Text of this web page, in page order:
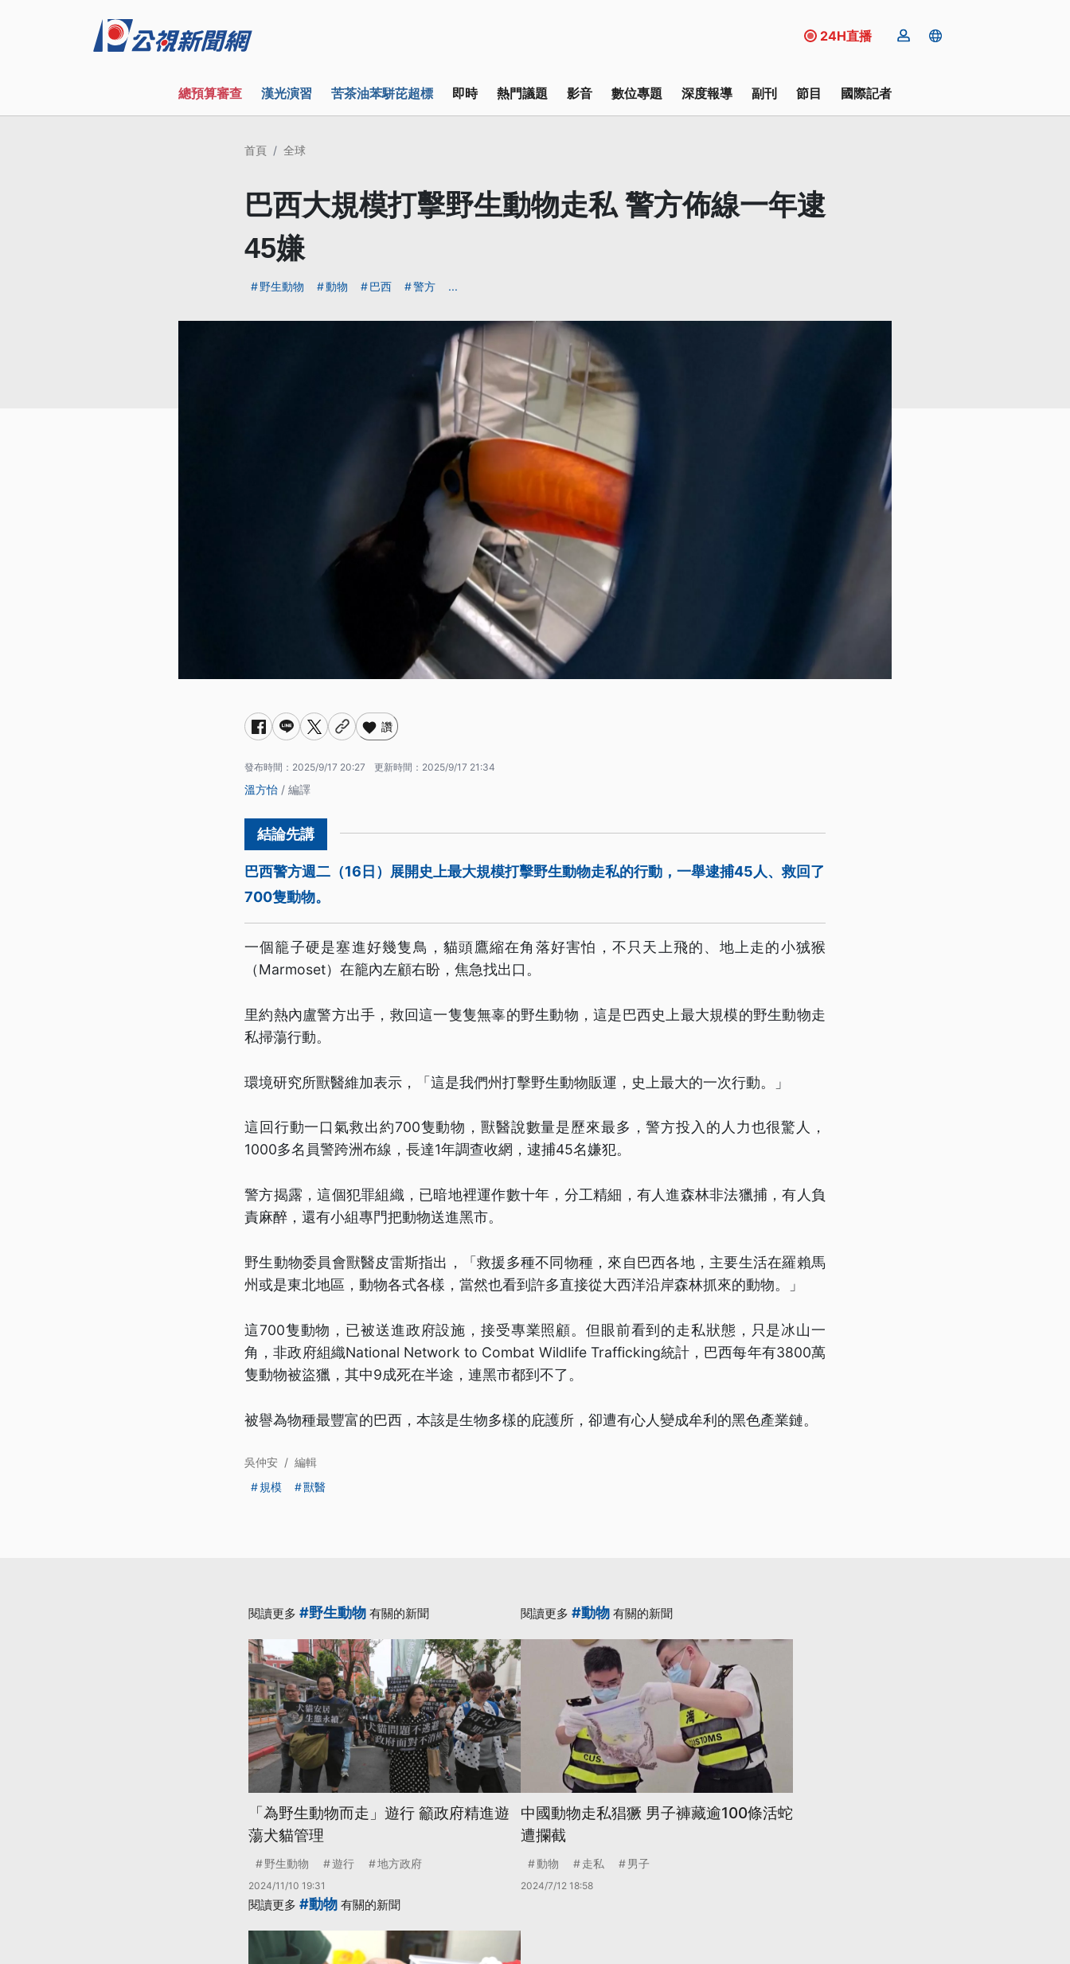
24H直播
總預算審查 漢光演習 苦茶油苯駢芘超標 即時 熱門議題 影音 數位專題 深度報導 副刊 節目 國際記者
首頁 全球
巴西大規模打擊野生動物走私 警方佈線一年逮
45嫌
野生動物 動物 巴西 警方 ...
讚
發布時間： 2025/9/17 20:27 更新時間： 2025/9/17 21:34
溫方怡 / 編譯
巴西警方週二（16日）展開史上最大規模打擊野生動物走私的行動，一舉逮捕45人、救回了
700隻動物。
一個籠子硬是塞進好幾隻鳥，貓頭鷹縮在角落好害怕，不只天上飛的、地上走的小狨猴
（Marmoset）在籠內左顧右盼，焦急找出口。
里約熱內盧警方出手，救回這一隻隻無辜的野生動物，這是巴西史上最大規模的野生動物走
私掃蕩行動。
環境研究所獸醫維加表示，「這是我們州打擊野生動物販運，史上最大的一次行動。」
這回行動一口氣救出約700隻動物，獸醫說數量是歷來最多，警方投入的人力也很驚人，
1000多名員警跨洲布線，長達1年調查收網，逮捕45名嫌犯。
警方揭露，這個犯罪組織，已暗地裡運作數十年，分工精細，有人進森林非法獵捕，有人負
責麻醉，還有小組專門把動物送進黑市。
野生動物委員會獸醫皮雷斯指出，「救援多種不同物種，來自巴西各地，主要生活在羅賴馬
州或是東北地區，動物各式各樣，當然也看到許多直接從大西洋沿岸森林抓來的動物。」
這700隻動物，已被送進政府設施，接受專業照顧。但眼前看到的走私狀態，只是冰山一
角，非政府組織National Network to Combat Wildlife Trafficking統計，巴西每年有3800萬
隻動物被盜獵，其中9成死在半途，連黑市都到不了。
被譽為物種最豐富的巴西，本該是生物多樣的庇護所，卻遭有心人變成牟利的黑色產業鏈。
吳仲安 / 編輯
規模
獸醫
閱讀更多 #野生動物 有關的新聞
「為野生動物而走」遊行 籲政府精進遊
蕩犬貓管理
野生動物 遊行 地方政府
2024/11/10 19:31
閱讀更多 #動物 有關的新聞
中國動物走私猖獗 男子褲藏逾100條活蛇
遭攔截
動物 走私 男子
2024/7/12 18:58
閱讀更多 #動物 有關的新聞